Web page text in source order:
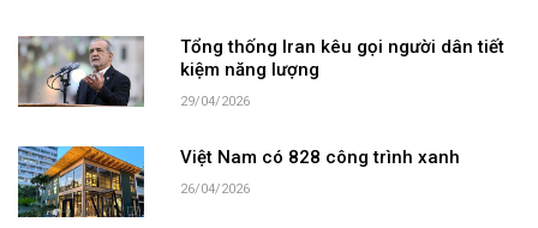
Tổng thống Iran kêu gọi người dân tiết
kiệm năng lượng
29/04/2026
Việt Nam có 828 công trình xanh
26/04/2026